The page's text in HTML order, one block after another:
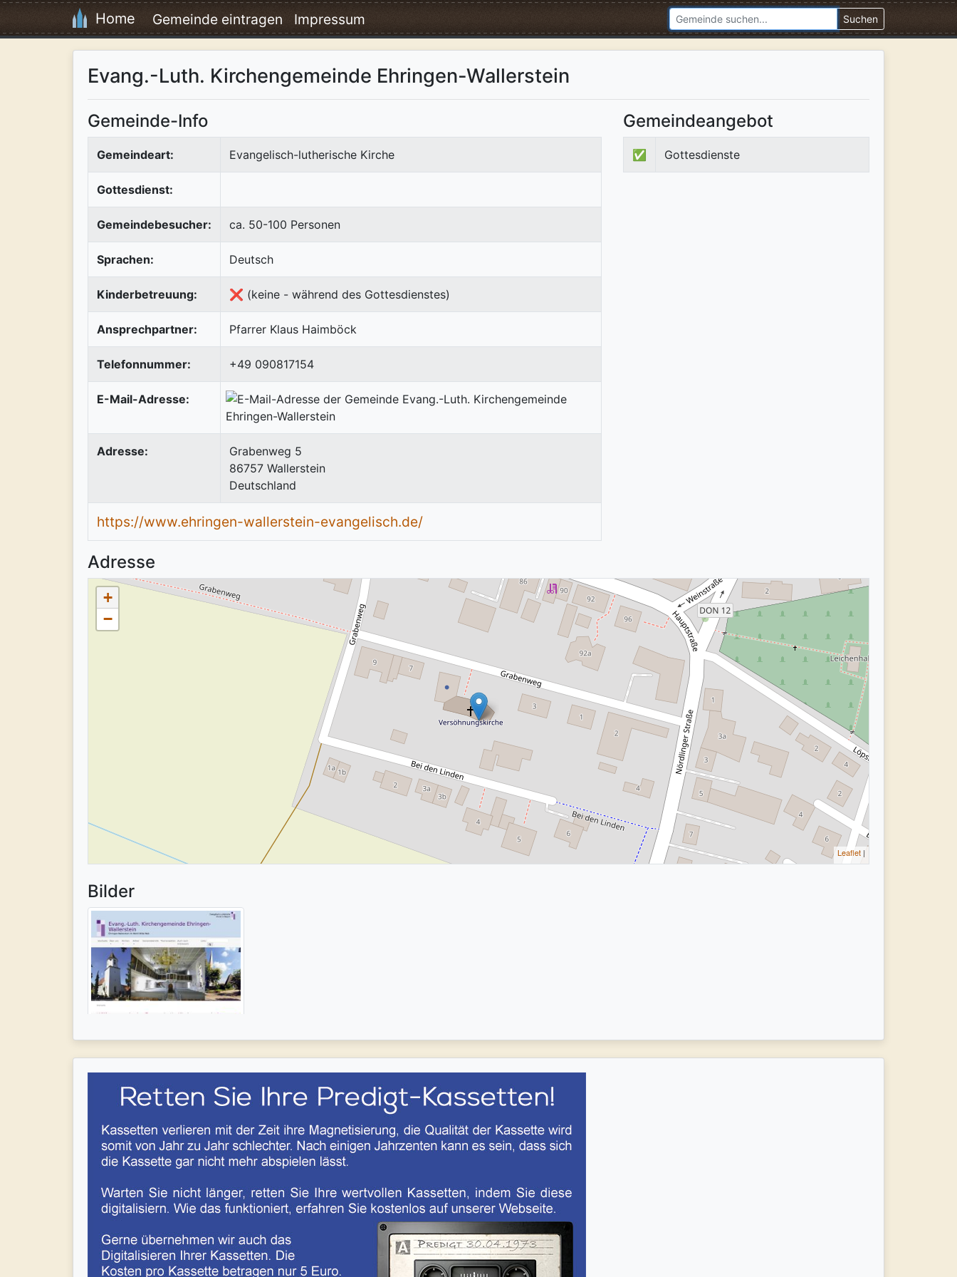
Home Gemeinde eintragen Impressum Suchen
Evang.-Luth. Kirchengemeinde Ehringen-Wallerstein
Gemeinde-Info
Gemeindeart: Evangelisch-lutherische Kirche
Gottesdienst:
Gemeindebesucher: ca. 50-100 Personen
Sprachen: Deutsch
Kinderbetreuung: ❌ (keine - während des Gottesdienstes)
Ansprechpartner: Pfarrer Klaus Haimböck
Telefonnummer: +49 090817154
E-Mail-Adresse:
Adresse:
Grabenweg 5
86757 Wallerstein
Deutschland
https://www.ehringen-wallerstein-evangelisch.de/
Gemeindeangebot
✅ Gottesdienste
Adresse
+
−
Leaflet |
Bilder